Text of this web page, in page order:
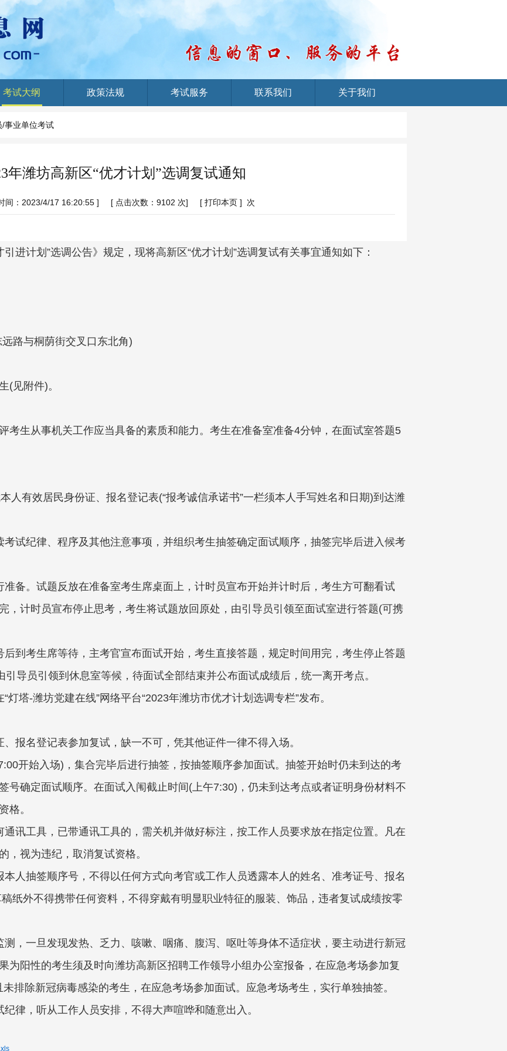
考试大纲 政策法规 考试服务 联系我们 关于我们
/事业单位考试
年潍坊高新区“优才计划”选调复试通知
间：2023/4/17 16:20:55 ] [ 点击次数： 9102 次] [ 打印本页 ] 次
进计划”选调公告》规定，现将高新区“优才计划”选调复试有关事宜通知如下：
路与桐荫街交叉口东北角)
(见附件)。
考生从事机关工作应当具备的素质和能力。考生在准备室准备4分钟，在面试室答题5
人有效居民身份证、报名登记表(“报考诚信承诺书”一栏须本人手写姓名和日期)到达潍
试纪律、程序及其他注意事项，并组织考生抽签确定面试顺序，抽签完毕后进入候考
备。试题反放在准备室考生席桌面上，计时员宣布开始并计时后，考生方可翻看试
，计时员宣布停止思考，考生将试题放回原处，由引导员引领至面试室进行答题(可携
到考生席等待，主考官宣布面试开始，考生直接答题，规定时间用完，考生停止答题
导员引领到休息室等候，待面试全部结束并公布面试成绩后，统一离开考点。
塔-潍坊党建在线”网络平台“2023年潍坊市优才计划选调专栏”发布。
报名登记表参加复试，缺一不可，凭其他证件一律不得入场。
开始入场)，集合完毕后进行抽签，按抽签顺序参加面试。抽签开始时仍未到达的考
号确定面试顺序。在面试入闱截止时间(上午7:30)，仍未到达考点或者证明身份材料不
格。
讯工具，已带通讯工具的，需关机并做好标注，按工作人员要求放在指定位置。凡在
，视为违纪，取消复试资格。
人抽签顺序号，不得以任何方式向考官或工作人员透露本人的姓名、准考证号、报名
纸外不得携带任何资料，不得穿戴有明显职业特征的服装、饰品，违者复试成绩按零
，一旦发现发热、乏力、咳嗽、咽痛、腹泻、呕吐等身体不适症状，要主动进行新冠
为阳性的考生须及时向潍坊高新区招聘工作领导小组办公室报备，在应急考场参加复
排除新冠病毒感染的考生，在应急考场参加面试。应急考场考生，实行单独抽签。
律，听从工作人员安排，不得大声喧哗和随意出入。